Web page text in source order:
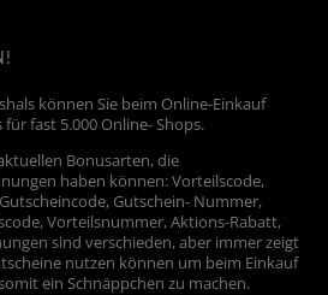
können Sie beim Online-Einkauf
fast 5.000 Online- Shops.
Bonusarten, die
haben können: Vorteilscode,
Gutschein- Nummer,
Vorteilsnummer, Aktions-Rabatt,
sind verschieden, aber immer zeigt
nutzen können um beim Einkauf
ein Schnäppchen zu machen.